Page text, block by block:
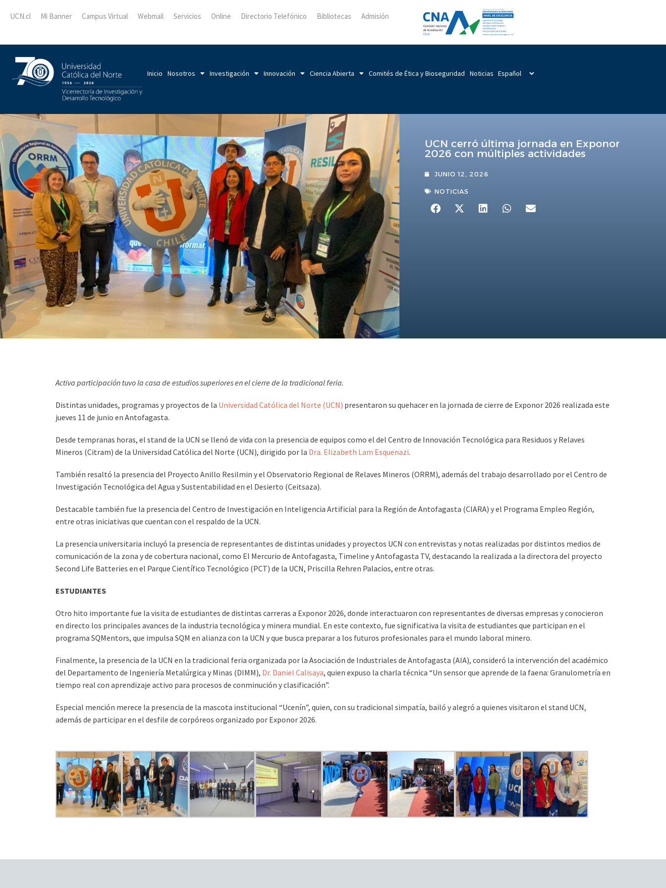
UCN.cl Mi Banner Campus Virtual Webmail Servicios Online Directorio Telefónico Bibliotecas Admisión
Inicio Nosotros Investigación Innovación Ciencia Abierta Comités de Ética y Bioseguridad Noticias
UCN cerró última jornada en Exponor
2026 con múltiples actividades
JUNIO 12, 2026
NOTICIAS
Activa participación tuvo la casa de estudios superiores en el cierre de la tradicional feria.
Distintas unidades, programas y proyectos de la Universidad Católica del Norte (UCN) presentaron su quehacer en la jornada de cierre de Exponor 2026 realizada este
jueves 11 de junio en Antofagasta.
Desde tempranas horas, el stand de la UCN se llenó de vida con la presencia de equipos como el del Centro de Innovación Tecnológica para Residuos y Relaves
Mineros (Citram) de la Universidad Católica del Norte (UCN), dirigido por la Dra. Elizabeth Lam Esquenazi.
También resaltó la presencia del Proyecto Anillo Resilmin y el Observatorio Regional de Relaves Mineros (ORRM), además del trabajo desarrollado por el Centro de
Investigación Tecnológica del Agua y Sustentabilidad en el Desierto (Ceitsaza).
Destacable también fue la presencia del Centro de Investigación en Inteligencia Artificial para la Región de Antofagasta (CIARA) y el Programa Empleo Región,
entre otras iniciativas que cuentan con el respaldo de la UCN.
La presencia universitaria incluyó la presencia de representantes de distintas unidades y proyectos UCN con entrevistas y notas realizadas por distintos medios de
comunicación de la zona y de cobertura nacional, como El Mercurio de Antofagasta, Timeline y Antofagasta TV, destacando la realizada a la directora del proyecto
Second Life Batteries en el Parque Científico Tecnológico (PCT) de la UCN, Priscilla Rehren Palacios, entre otras.
ESTUDIANTES
Otro hito importante fue la visita de estudiantes de distintas carreras a Exponor 2026, donde interactuaron con representantes de diversas empresas y conocieron
en directo los principales avances de la industria tecnológica y minera mundial. En este contexto, fue significativa la visita de estudiantes que participan en el
programa SQMentors, que impulsa SQM en alianza con la UCN y que busca preparar a los futuros profesionales para el mundo laboral minero.
Finalmente, la presencia de la UCN en la tradicional feria organizada por la Asociación de Industriales de Antofagasta (AIA), consideró la intervención del académico
del Departamento de Ingeniería Metalúrgica y Minas (DIMM), Dr. Daniel Calisaya, quien expuso la charla técnica “Un sensor que aprende de la faena: Granulometría en
tiempo real con aprendizaje activo para procesos de conminución y clasificación”.
Especial mención merece la presencia de la mascota institucional “Ucenín”, quien, con su tradicional simpatía, bailó y alegró a quienes visitaron el stand UCN,
además de participar en el desfile de corpóreos organizado por Exponor 2026.